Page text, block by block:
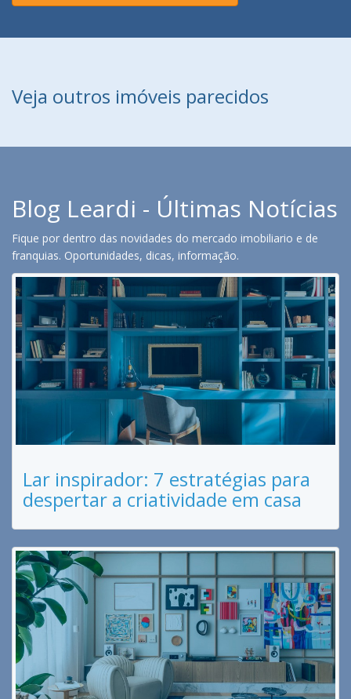
Veja outros imóveis parecidos
Blog Leardi - Últimas Notícias
Fique por dentro das novidades do mercado imobiliario e de
franquias. Oportunidades, dicas, informação.
Lar inspirador: 7 estratégias para
despertar a criatividade em casa